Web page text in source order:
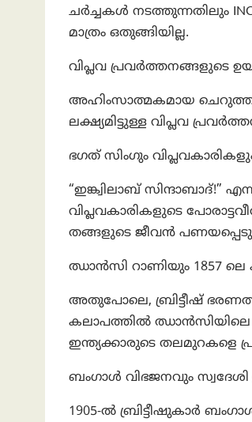
ചർച്ചകൾ നടത്തുന്നതിലും
മാത്രം ഒതുങ്ങിയില്ല.
വിപ്ലവ പ്രവർത്തനങ്ങളുടെ
അഹിംസാത്മകമായ
ലക്ഷ്യമിട്ടുള്ള വിപ്ലവ
ഭഗത് സിംഗും
“ഇങ്ക്വിലാബ് സിന്ദാബാദ്!”
വിപ്ലവകാരികളുടെ
തങ്ങളുടെ ജീവൻ
ഝാൻസി റാണിയും 1857
അതുപോലെ, ബ്രിട്ടീഷ്
കലാപത്തിൽ ഝാൻസിയിലെ
ഇന്ത്യക്കാരുടെ തലമുറകളെ
ബംഗാൾ വിഭജനവും
1905-ൽ ബ്രിട്ടീഷുകാർ